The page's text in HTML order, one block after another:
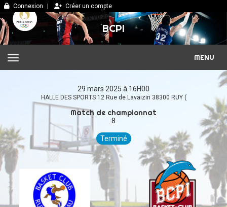
Connexion Créer un compte
BCPI
MENU
29 mars 2025 à 16H00
HALLE DES SPORTS 12 Rue de Lavaizin 38300 RUY (
Match de championnat
8
Terminé
Panneau de gestion des cookies